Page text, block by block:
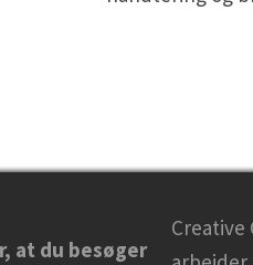
at du besøger
Creative